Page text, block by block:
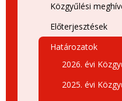
Közgyűlési
Előterjesztések
Határozatok
2026. évi
2025. évi